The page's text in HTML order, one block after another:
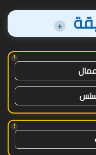
+
!
!